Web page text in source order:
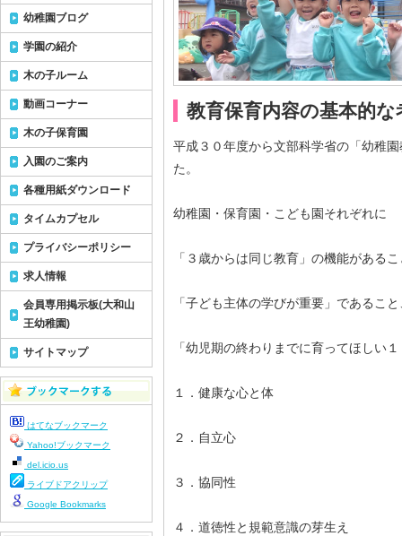
教育保育内容の基本的な
平成３０年度から文部科学省の「幼稚
た。
幼稚園・保育園・こども園それぞれに
「３歳からは同じ教育」の機能がある
「子ども主体の学びが重要」であるこ
「幼児期の終わりまでに育ってほしい
１．健康な心と体
２．自立心
３．協同性
４．道徳性と規範意識の芽生え
幼稚園ブログ
学園の紹介
木の子ルーム
動画コーナー
木の子保育園
入園のご案内
各種用紙ダウンロード
タイムカプセル
プライバシーポリシー
求人情報
会員専用掲示板(大和山
王幼稚園)
サイトマップ
はてなブックマーク
Yahoo!ブックマーク
del.icio.us
ライブドアクリップ
Google Bookmarks